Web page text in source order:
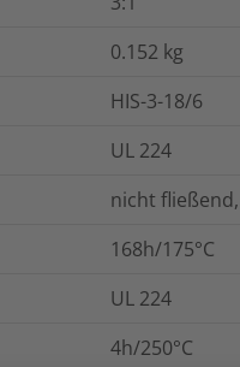
0.152 kg
HIS-3-18/6
UL 224
nicht
168h/175°C
UL 224
4h/250°C